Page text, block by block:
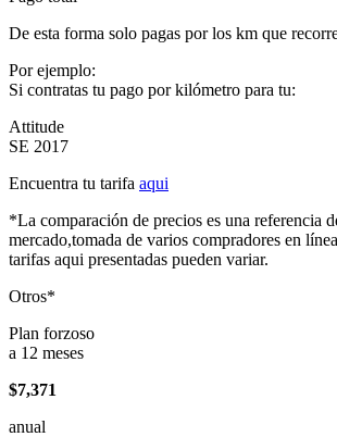
De esta forma solo pagas por los km que
Por ejemplo:
Si contratas tu pago por kilómetro para tu:
Attitude
SE 2017
Encuentra tu tarifa aqui
*La comparación de precios es una referencia
mercado,tomada de varios compradores en
tarifas aqui presentadas pueden variar.
Otros*
Plan forzoso
a 12 meses
$7,371
anual